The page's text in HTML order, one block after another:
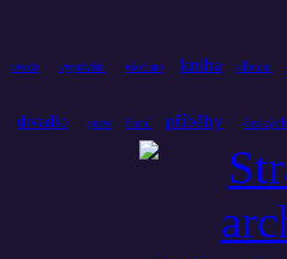
uvede vyprávění všechno kniha album
divadlo praze čtení příběhy českých